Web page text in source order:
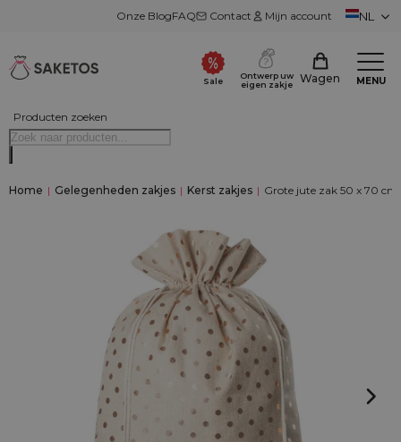
Onze BlogFAQ Contact Mijn account NL
Producten zoeken
Sale
Ontwerp uw
eigen zakje
Wagen MENU
Home | Gelegenheden zakjes | Kerst zakjes | Grote jute zak 50 x 70